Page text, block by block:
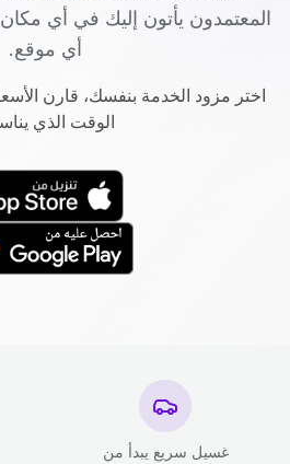
المعتمدون يأتون إليك في أي
أي موقع.
اختر مزود الخدمة بنفسك، قارن
الوقت الذي
غسيل سريع يبدأ من